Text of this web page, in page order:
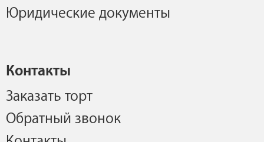
Юридические документы
Контакты
Заказать торт
Обратный звонок